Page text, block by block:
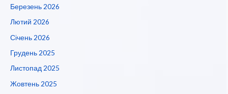
Березень 2026
Лютий 2026
Січень 2026
Грудень 2025
Листопад 2025
Жовтень 2025